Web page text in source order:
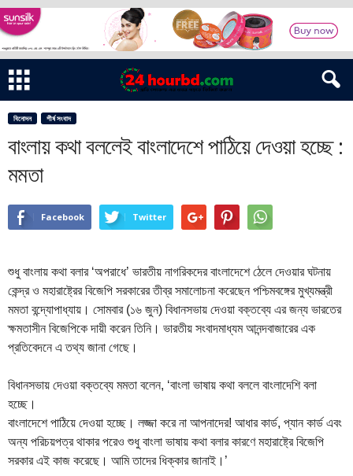
বিনোদন শীর্ষ সংবাদ
বাংলায় কথা বললেই বাংলাদেশে পাঠিয়ে দেওয়া হচ্ছে :
মমতা
Facebook Twitter
শুধু বাংলায় কথা বলার ‘অপরাধে’ ভারতীয় নাগরিকদের বাংলাদেশে ঠেলে দেওয়ার ঘটনায়
কেন্দ্র ও মহারাষ্ট্রের বিজেপি সরকারের তীব্র সমালোচনা করেছেন পশ্চিমবঙ্গের মুখ্যমন্ত্রী
মমতা বন্দ্যোপাধ্যায়। সোমবার (১৬ জুন) বিধানসভায় দেওয়া বক্তব্যে এর জন্য ভারতের
ক্ষমতাসীন বিজেপিকে দায়ী করেন তিনি। ভারতীয় সংবাদমাধ্যম আনন্দবাজারের এক
প্রতিবেদনে এ তথ্য জানা গেছে।
বিধানসভায় দেওয়া বক্তব্যে মমতা বলেন, ‘বাংলা ভাষায় কথা বললে বাংলাদেশি বলা
হচ্ছে।
বাংলাদেশে পাঠিয়ে দেওয়া হচ্ছে। লজ্জা করে না আপনাদের! আধার কার্ড, প্যান কার্ড এবং
অন্য পরিচয়পত্র থাকার পরেও শুধু বাংলা ভাষায় কথা বলার কারণে মহারাষ্ট্রে বিজেপি
সরকার এই কাজ করেছে। আমি তাদের ধিক্কার জানাই।’